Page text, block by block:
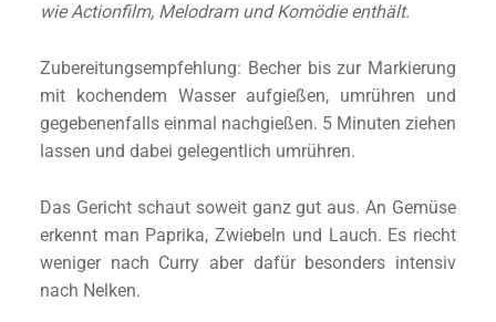
wie Actionfilm, Melodram und Komödie enthält.
Zubereitungsempfehlung: Becher bis zur Markierung
mit kochendem Wasser aufgießen, umrühren und
gegebenenfalls einmal nachgießen. 5 Minuten ziehen
lassen und dabei gelegentlich umrühren.
Das Gericht schaut soweit ganz gut aus. An Gemüse
erkennt man Paprika, Zwiebeln und Lauch. Es riecht
weniger nach Curry aber dafür besonders intensiv
nach Nelken.